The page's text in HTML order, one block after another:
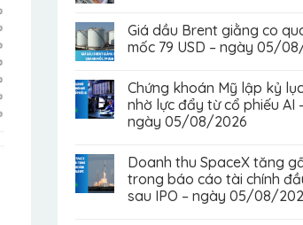
Giá dầu Brent giằng co
mốc 79 USD – ngày 05/
Chứng khoán Mỹ lập kỷ
nhờ lực đẩy từ cổ phiếu AI
ngày 05/08/2026
Doanh thu SpaceX tăng
trong báo cáo tài chính
sau IPO – ngày 05/08/